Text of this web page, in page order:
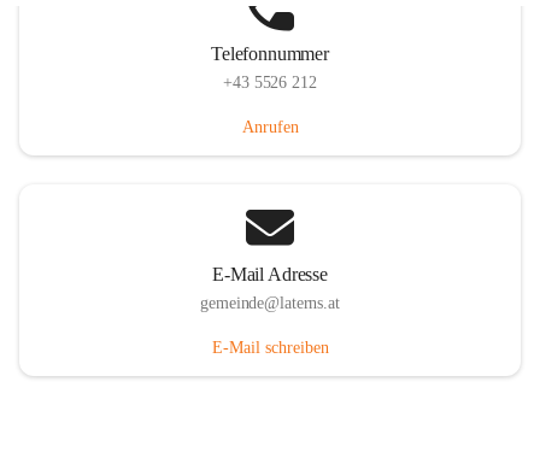
Telefonnummer
+43 5526 212
Anrufen
E-Mail Adresse
gemeinde@laterns.at
E-Mail schreiben